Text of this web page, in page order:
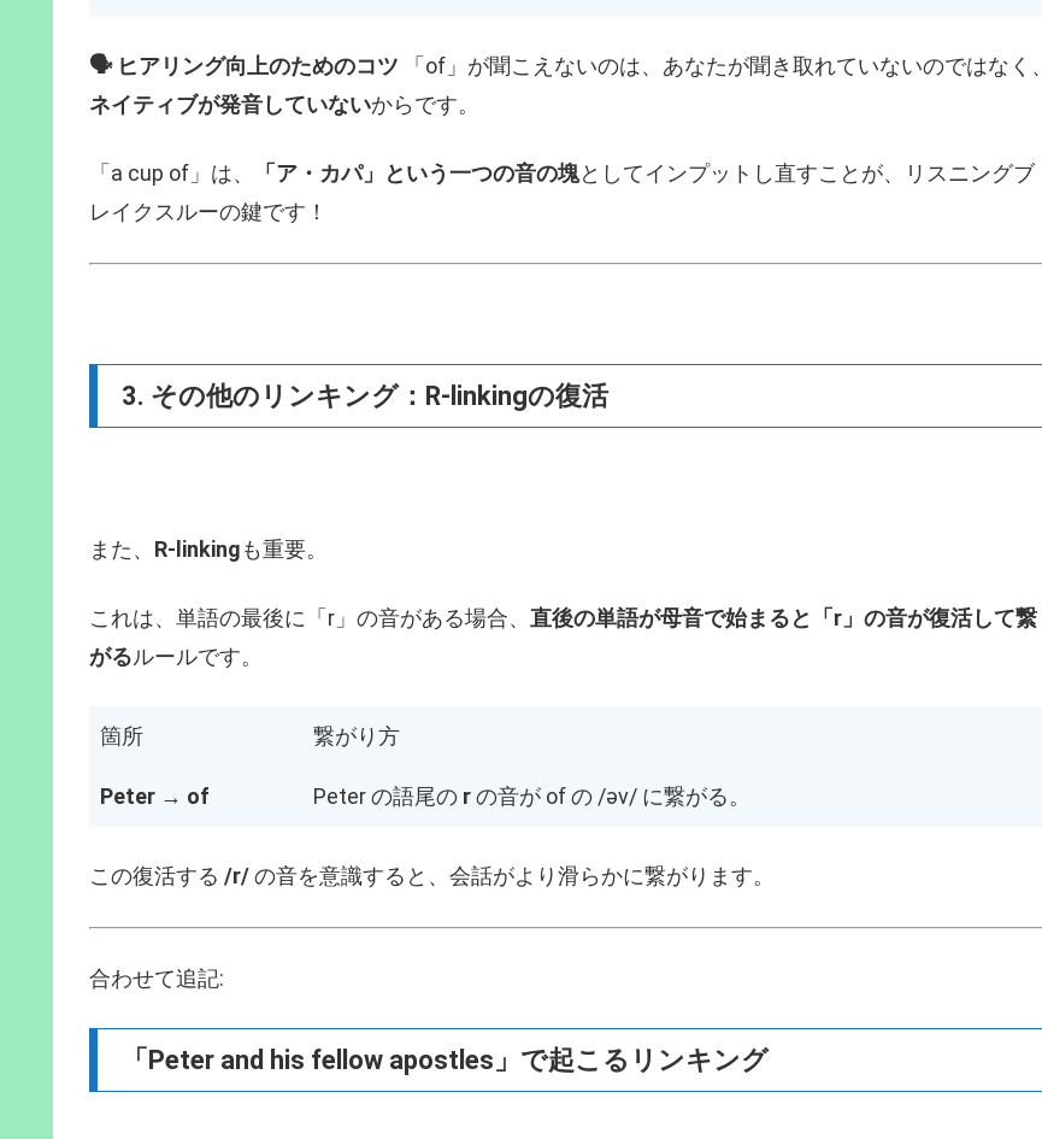
🗣️ ヒアリング向上のためのコツ 「of」が聞こえないのは、あなたが聞き取れていないのではなく、
ネイティブが発音していないからです。
「a cup of」は、 「ア・カパ」という一つの音の塊としてインプットし直すことが、リスニングブ
レイクスルーの鍵です！
3. その他のリンキング：R-linkingの復活
また、 R-linkingも重要。
これは、単語の最後に「r」の音がある場合、 直後の単語が母音で始まると「r」の音が復活して繋
がるルールです。
箇所 繋がり方
Peter → of Peter の語尾の rの音が of の /əv/ に繋がる。
この復活する /r/の音を意識すると、会話がより滑らかに繋がります。
合わせて追記:
「Peter and his fellow apostles」で起こるリンキング